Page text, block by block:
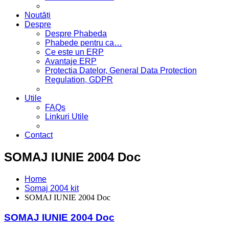
Noutăți
Despre
Despre Phabeda
Phabede pentru ca…
Ce este un ERP
Avantaje ERP
Protectia Datelor, General Data Protection
Regulation, GDPR
Utile
FAQs
Linkuri Utile
Contact
SOMAJ IUNIE 2004 Doc
Home
Somaj 2004 kit
SOMAJ IUNIE 2004 Doc
SOMAJ IUNIE 2004 Doc